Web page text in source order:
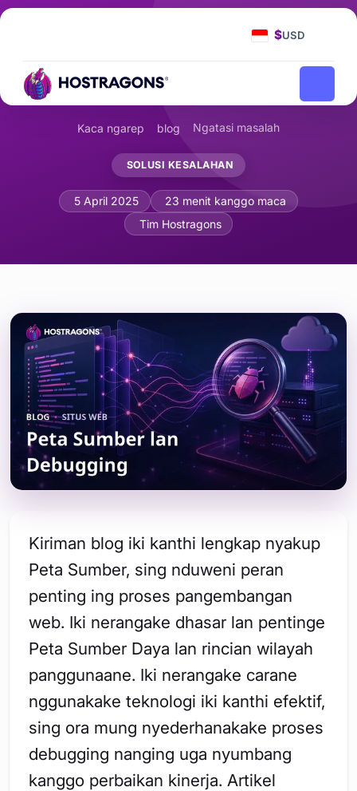
$USD
Kaca ngarep blog Ngatasi masalah
SOLUSI KESALAHAN
Peta Sumber lan Debugging
5 April 2025
23 menit kanggo maca
Tim Hostragons
Kiriman blog iki kanthi lengkap nyakup
Peta Sumber, sing nduweni peran
penting ing proses pangembangan
web. Iki nerangake dhasar lan pentinge
Peta Sumber Daya lan rincian wilayah
panggunaane. Iki nerangake carane
nggunakake teknologi iki kanthi efektif,
sing ora mung nyederhanakake proses
debugging nanging uga nyumbang
kanggo perbaikan kinerja. Artikel